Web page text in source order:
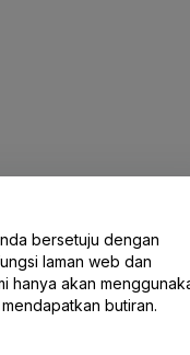
bersetuju dengan
laman web dan
hanya akan
butiran.